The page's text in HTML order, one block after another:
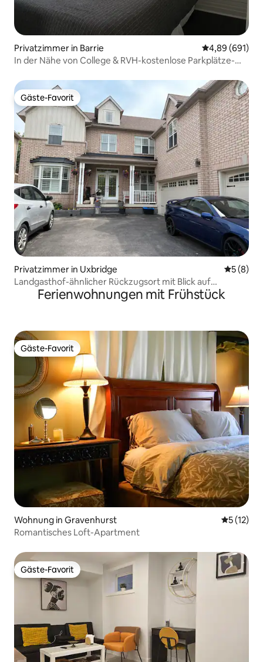
Privatzimmer in Barrie
4,89 (691)
In der Nähe von College & RVH-kostenlose Parkplätze-
Gäste-Favorit
Gäste-Favorit
Privatzimmer in Uxbridge
5 (8)
Landgasthof-ähnlicher Rückzugsort mit Blick auf
Wanderwege, 240 km zu erkunden
Ferienwohnungen mit Frühstück
Gäste-Favorit
Gäste-Favorit
Wohnung in Gravenhurst
5 (12)
Romantisches Loft-Apartment
Gäste-Favorit
Gäste-Favorit